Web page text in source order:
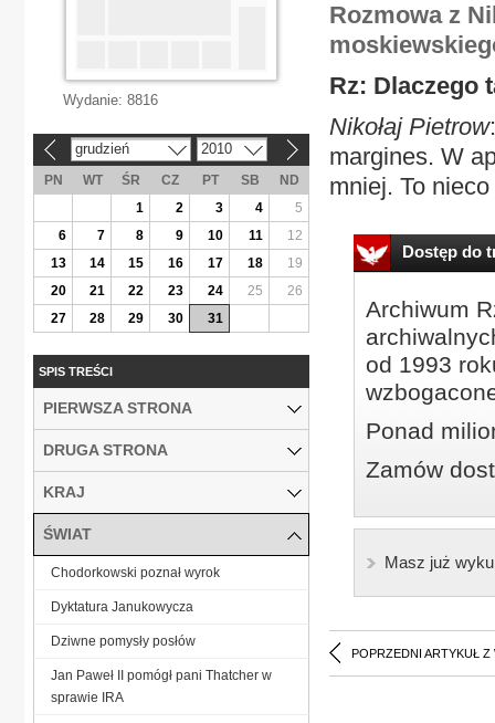
Rozmowa z
Rz: Dlaczego
Nikołaj Pietrow
margines. W
mniej. To
Dostęp do
Archiwum
od 1993
Ponad
Zamów
Masz już
POPRZEDNI ARTYKUŁ Z
Wydanie: 8816
grudzień 2010
PN WT ŚR CZ PT SB
ND
1
2 3 4
5
6
7 8 9 10 11
12
13
14 15 16 17 18
19
20
21 22 23 24 25
26
27
28 29 30 31
SPIS TREŚCI
PIERWSZA STRONA
DRUGA STRONA
KRAJ
ŚWIAT
Chodorkowski poznał wyrok
Dyktatura Janukowycza
Dziwne pomysły posłów
Jan Paweł II pomógł pani Thatcher w
sprawie IRA